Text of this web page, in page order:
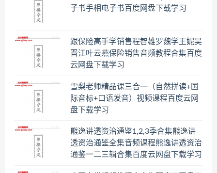
子书手相电子书百度网盘下载学习
跟保险高手学销售程智雄罗魏学王妮吴
晋江叶云燕保险销售音频教程合集百度
云网盘下载学习
雪梨老师精品课三合一（自然拼读+国
际音标+口语发音）视频课程百度云网
盘下载学习
熊逸讲透资治通鉴1,2,3季合集熊逸讲
透资治通鉴全集音频课程熊逸讲透资治
通鉴一二三辑合集百度云网盘下载学习